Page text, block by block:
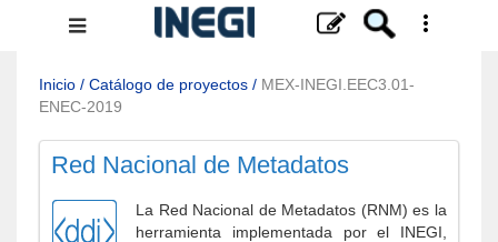
Menú
navegación
Inicio / Catálogo de proyectos / MEX-INEGI.EEC3.01-
ENEC-2019
Red Nacional de Metadatos
La Red Nacional de Metadatos (RNM) es la
herramienta implementada por el INEGI,